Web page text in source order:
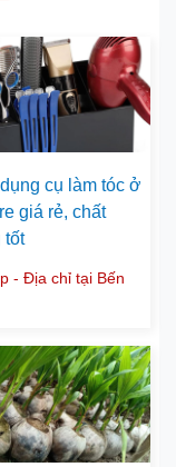
cụ làm tóc ở
giá rẻ, chất
tốt
- Địa chỉ tại Bến